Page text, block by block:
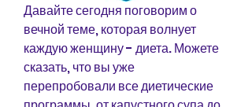
Давайте сегодня поговорим о
вечной теме, которая волнует
каждую женщину - диета. Можете
сказать, что вы уже
перепробовали все диетические